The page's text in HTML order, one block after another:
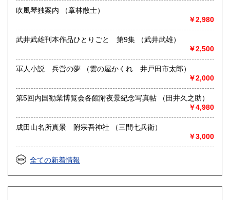
吹風琴独案内 （章林散士）
￥2,980
武井武雄刊本作品ひとりごと 第9集 （武井武雄）
￥2,500
軍人小説 兵営の夢 （雲の屋かくれ 井戸田市太郎）
￥2,000
第5回内国勧業博覧会各館附夜景紀念写真帖 （田井久之助）
￥4,980
成田山名所真景 附宗吾神社 （三間七兵衛）
￥3,000
全ての新着情報